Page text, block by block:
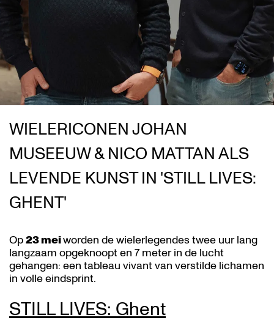
WIELERICONEN JOHAN
MUSEEUW & NICO MATTAN ALS
LEVENDE KUNST IN 'STILL LIVES:
GHENT'
Op23 meiworden de wielerlegendes twee uur lang
langzaam opgeknoopt en 7 meter in de lucht
gehangen: een tableau vivant van verstilde lichamen
in volle eindsprint.
STILL LIVES: Ghent